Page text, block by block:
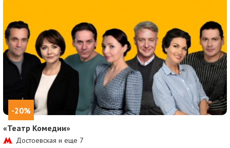
-20%
«Театр Комедии»
Достоевская и еще 7